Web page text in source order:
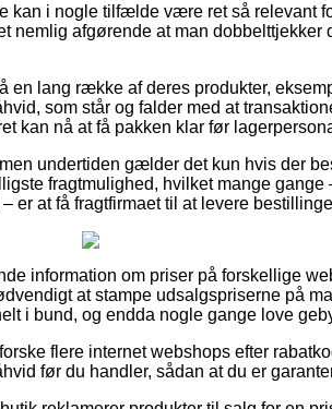
kan i nogle tilfælde være ret så relevant
nemlig afgørende at man dobbelttjekker
en lang række af deres produkter,
som står og falder med at
kan nå at få pakken klar før
undertiden gælder det kun hvis der
fragtmulighed, hvilket mange gange
at få fragtfirmaet til at levere
information om priser på forskellige
at stampe udsalgspriserne på
i bund, og endda nogle gange love
flere internet webshops efter
før du handler, sådan at du er